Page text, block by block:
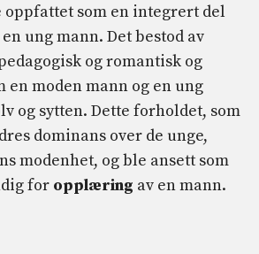
oppfattet som en integrert del
ung mann. Det bestod av
og romantisk og
en moden mann og en ung
og sytten. Dette forholdet, som
dominans over de unge,
modenhet, og ble ansett som
for opplæring av en mann.